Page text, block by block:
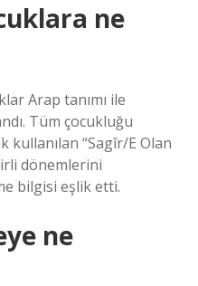
ne
Arap tanımı ile
Tüm çocukluğu
kullanılan “Sagîr/E Olan
dönemlerini
bilgisi eşlik etti.
ne